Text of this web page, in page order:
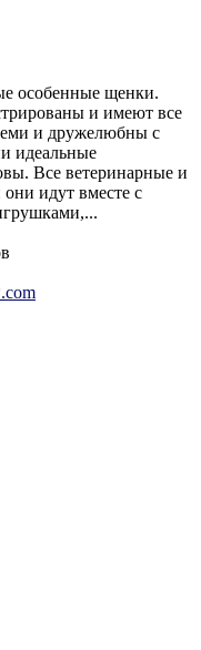
особенные щенки.
и имеют все
и дружелюбны с
идеальные
Все ветеринарные и
идут вместе с